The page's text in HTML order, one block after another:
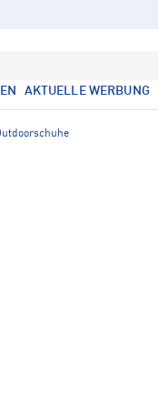
AKTUELLE WERBUNG